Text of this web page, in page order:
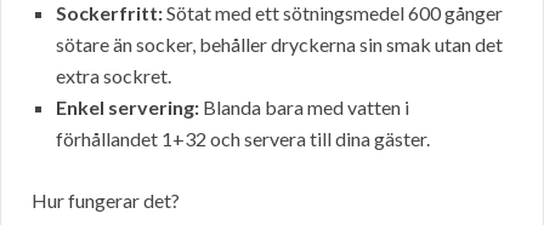
Sockerfritt:Sötat med ett sötningsmedel 600 gånger
sötare än socker, behåller dryckerna sin smak utan det
extra sockret.
Enkel servering: Blanda bara med vatten i
förhållandet 1+32 och servera till dina gäster.
Hur fungerar det?